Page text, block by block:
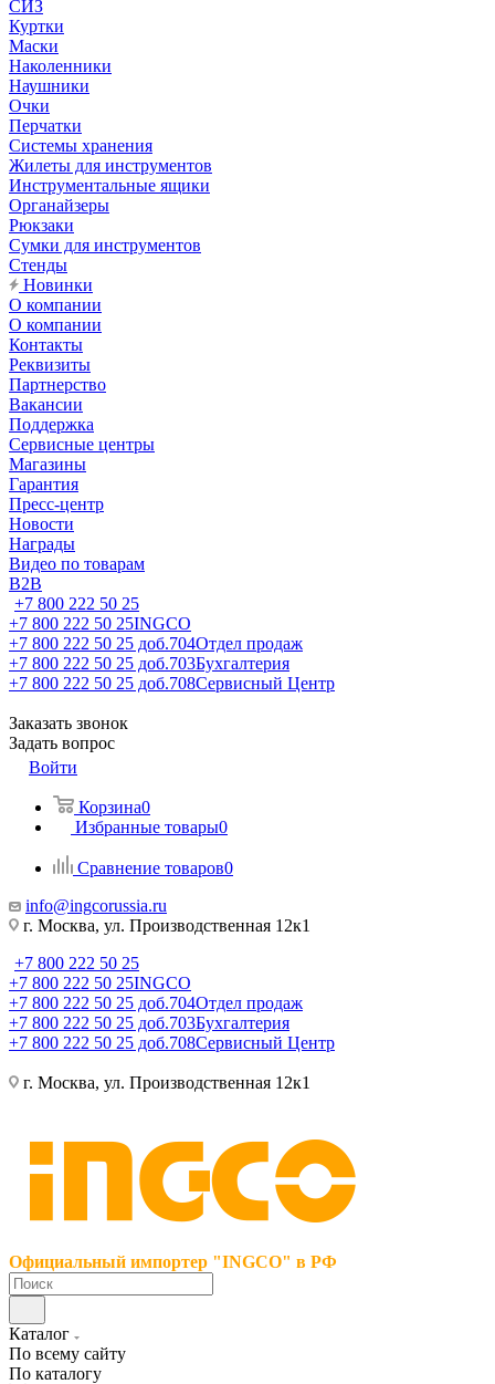
СИЗ
Куртки
Маски
Наколенники
Наушники
Очки
Перчатки
Системы хранения
Жилеты для инструментов
Инструментальные ящики
Органайзеры
Рюкзаки
Сумки для инструментов
Стенды
Новинки
О компании
О компании
Контакты
Реквизиты
Партнерство
Вакансии
Поддержка
Сервисные центры
Магазины
Гарантия
Пресс-центр
Новости
Награды
Видео по товарам
B2B
+7 800 222 50 25
+7 800 222 50 25INGCO
+7 800 222 50 25 доб.704Отдел продаж
+7 800 222 50 25 доб.703Бухгалтерия
+7 800 222 50 25 доб.708Сервисный Центр
Заказать звонок
Задать вопрос
Войти
Корзина0
Избранные товары0
Сравнение товаров0
info@ingcorussia.ru
г. Москва, ул. Производственная 12к1
+7 800 222 50 25
+7 800 222 50 25INGCO
+7 800 222 50 25 доб.704Отдел продаж
+7 800 222 50 25 доб.703Бухгалтерия
+7 800 222 50 25 доб.708Сервисный Центр
г. Москва, ул. Производственная 12к1
Официальный импортер "INGCO" в РФ
Каталог
По всему сайту
По каталогу